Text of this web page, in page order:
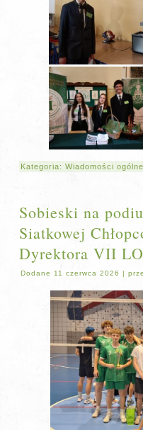
Kategoria:Wiadomości ogólne
Sobieski na
Siatkowej
Dyrektora VII LO
Dodane 11 czerwca 2026 |